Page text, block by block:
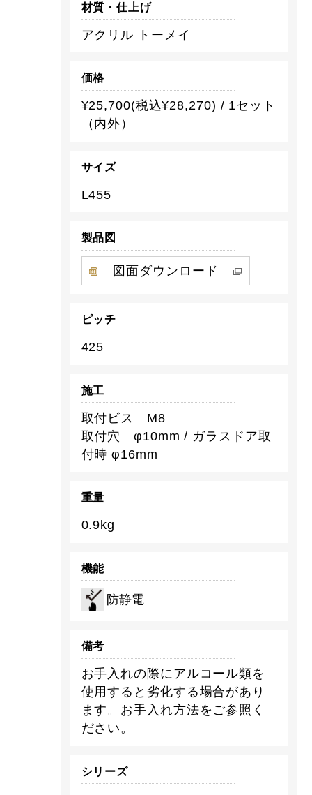
材質・仕上げ
アクリル トーメイ
価格
¥25,700(税込¥28,270) / 1セット
（内外）
サイズ
L455
製品図
図面ダウンロード
ピッチ
425
施工
取付ビス M8
取付穴 φ10mm / ガラスドア取
付時 φ16mm
重量
0.9kg
機能
防静電
備考
お手入れの際にアルコール類を
使用すると劣化する場合があり
ます。お手入れ方法をご参照く
ださい。
シリーズ